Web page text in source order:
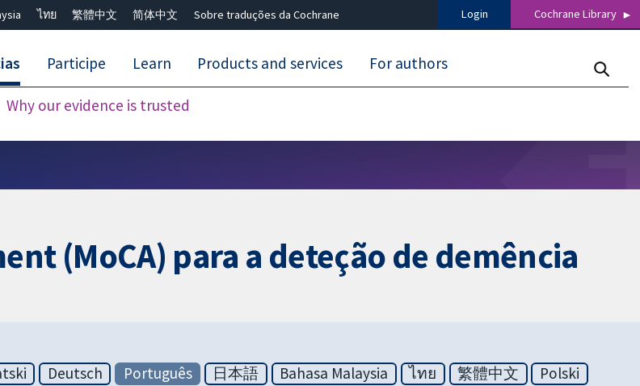
ไทย 繁體中文 简体中文 Sobre traduções da Cochrane Login Cochrane Library
Why our evidence is trusted
Participe Learn Products and services For authors
(MoCA) para a deteção de demência
Deutsch Português 日本語 Bahasa Malaysia ไทย 繁體中文 Polski